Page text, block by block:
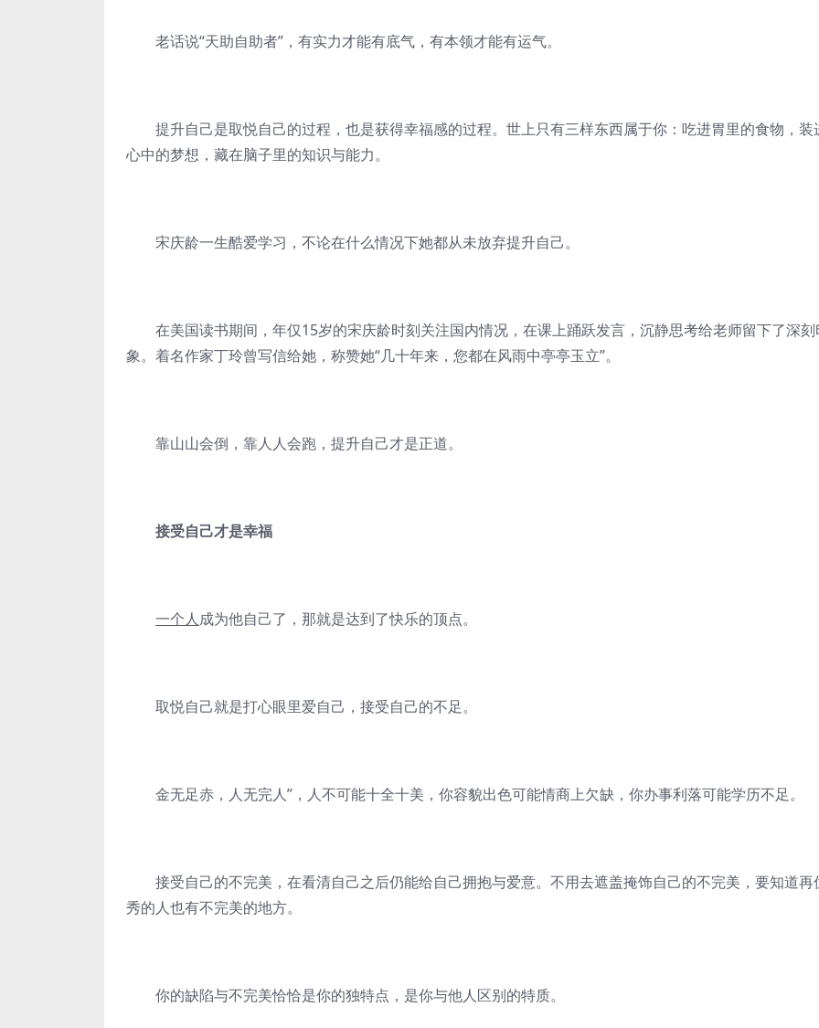
老话说“天助自助者”，有实力才能有底气，有本领才能有运气。
提升自己是取悦自己的过程，也是获得幸福感的过程。世上只有三样东西属于你：吃进胃里的食物，装
心中的梦想，藏在脑子里的知识与能力。
宋庆龄一生酷爱学习，不论在什么情况下她都从未放弃提升自己。
在美国读书期间，年仅15岁的宋庆龄时刻关注国内情况，在课上踊跃发言，沉静思考给老师留下了深刻
象。着名作家丁玲曾写信给她，称赞她“几十年来，您都在风雨中亭亭玉立”。
靠山山会倒，靠人人会跑，提升自己才是正道。
接受自己才是幸福
一个人成为他自己了，那就是达到了快乐的顶点。
取悦自己就是打心眼里爱自己，接受自己的不足。
金无足赤，人无完人”，人不可能十全十美，你容貌出色可能情商上欠缺，你办事利落可能学历不足。
接受自己的不完美，在看清自己之后仍能给自己拥抱与爱意。不用去遮盖掩饰自己的不完美，要知道再
秀的人也有不完美的地方。
你的缺陷与不完美恰恰是你的独特点，是你与他人区别的特质。